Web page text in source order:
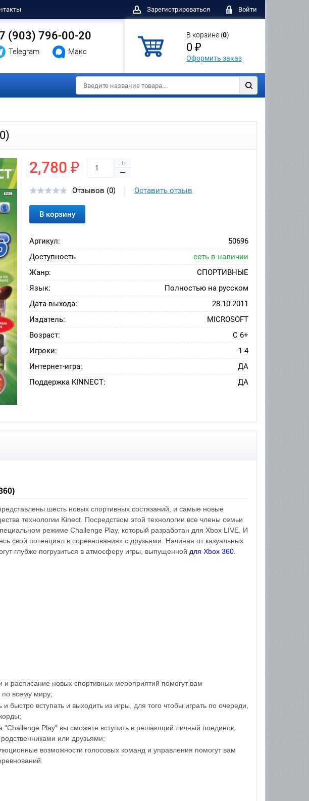
Зарегистрироваться Войти
(903) 796-00-20
Telegram Макс
В корзине (0)
0 ₽
Оформить заказ
2,780 ₽
+
—
Отзывов (0)
Оставить отзыв
В корзину
Артикул:
50696
Доступность
есть в наличии
Жанр:
СПОРТИВНЫЕ
Язык:
Полностью на русском
Дата выхода:
28.10.2011
Издатель:
MICROSOFT
Возраст:
С 6+
Игроки:
1-4
Интернет-игра:
ДА
Поддержка KINNECT:
ДА
шесть новых спортивных состязаний, и самые новые
технологии Kinect. Посредством этой технологии все члены семьи
режиме Challenge Play, который разработан для Xbox LIVE. И
свой потенциал в соревнованиях с друзьями. Начиная от казуальных
глубже погрузиться в атмосферу игры, выпущенной для Xbox 360.
расписание новых спортивных мероприятий помогут вам
по всему миру;
быстро вступать и выходить из игры, для того чтобы играть по очереди,
Play" вы сможете вступить в решающий личный поединок,
или друзьями;
возможности голосовых команд и управления помогут вам